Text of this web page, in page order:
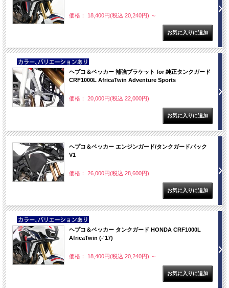
価格： 18,400円(税込 20,240円) ～
NEW
ヘプコ＆ベッカー 補強ブラケット for 純正タンクガード
CRF1000L AfricaTwin Adventure Sports
価格： 20,000円(税込 22,000円)
ヘプコ＆ベッカー エンジンガード/タンクガードバック
V1
価格： 26,000円(税込 28,600円)
NEW
ヘプコ＆ベッカー タンクガード HONDA CRF1000L
AfricaTwin (-'17)
価格： 18,400円(税込 20,240円) ～